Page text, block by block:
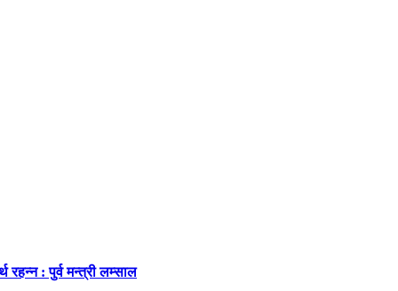
रहन्न : पुर्व मन्त्री लम्साल